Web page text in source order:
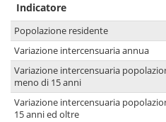
Indicatore
Popolazione residente
Variazione intercensuaria annua
Variazione intercensuaria
meno di 15 anni
Variazione intercensuaria
15 anni ed oltre